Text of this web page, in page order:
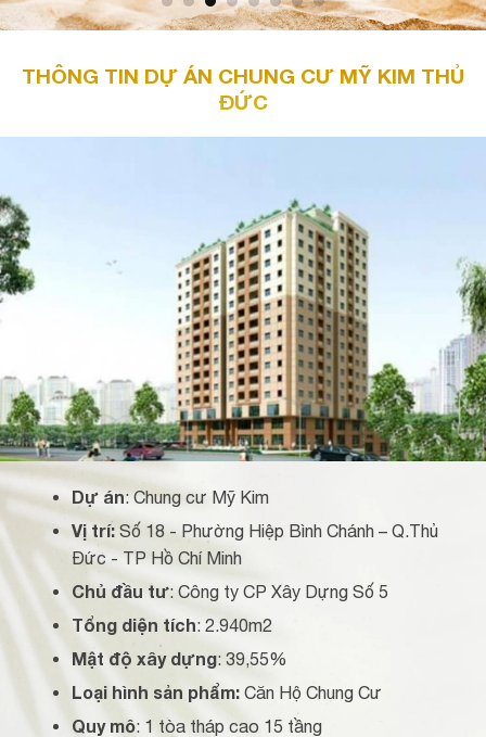
THÔNG TIN DỰ ÁN CHUNG CƯ MỸ KIM THỦ
ĐỨC
Dự án: Chung cư Mỹ Kim
Vị trí:Số 18 - Phường Hiệp Bình Chánh – Q.Thủ
Đức - TP Hồ Chí Minh
Chủ đầu tư: Công ty CP Xây Dựng Số 5
Tổng diện tích: 2.940m2
Mật độ xây dựng: 39,55%
Loại hình sản phẩm:Căn Hộ Chung Cư
Quy mô: 1 tòa tháp cao 15 tầng